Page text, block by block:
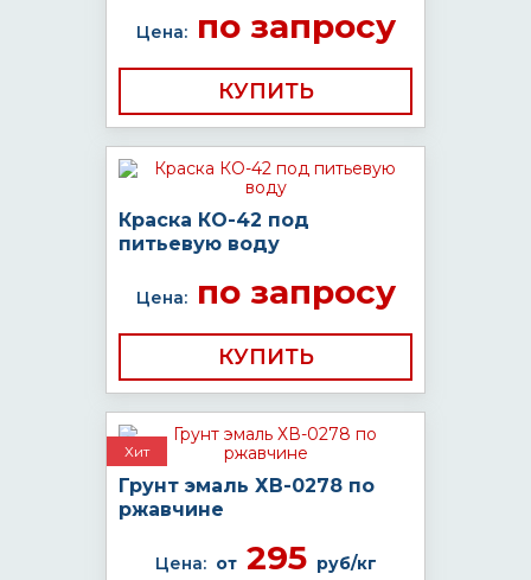
Цена:по запросу
КУПИТЬ
Краска КО-42 под
питьевую воду
Цена:по запросу
КУПИТЬ
Хит
Грунт эмаль ХВ-0278 по
ржавчине
Цена: от295 руб/кг